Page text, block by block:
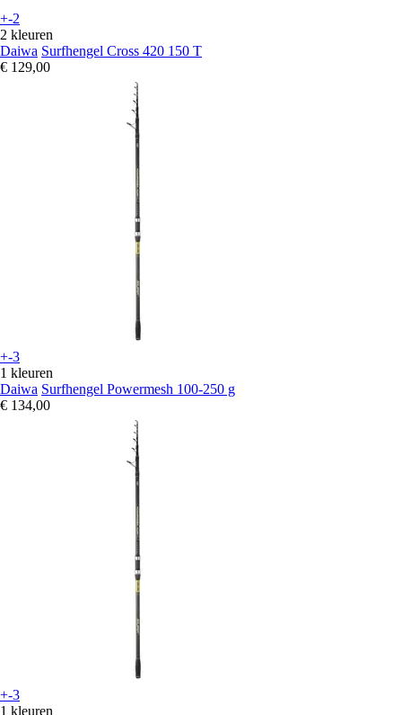
+-2
2 kleuren
Daiwa Surfhengel Cross 420 150 T
€ 129,00
+-3
1 kleuren
Daiwa Surfhengel Powermesh 100-250 g
€ 134,00
+-3
1 kleuren